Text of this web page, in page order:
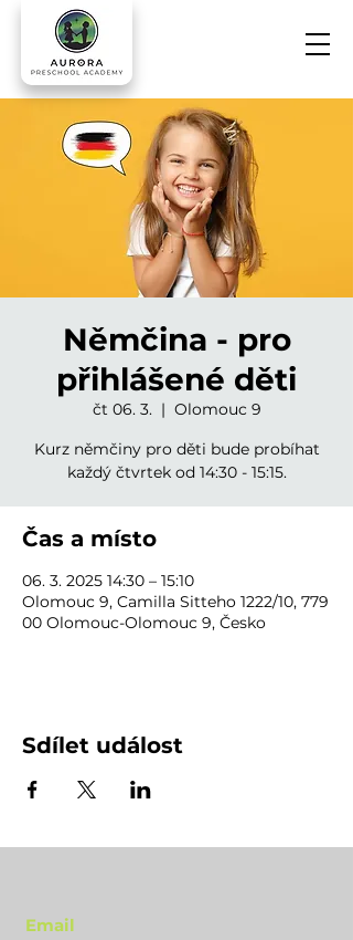
Němčina - pro
přihlášené děti
čt 06. 3.
  |
Olomouc 9
Kurz němčiny pro děti bude probíhat
každý čtvrtek od 14:30 - 15:15.
Čas a místo
06. 3. 2025 14:30 – 15:10
Olomouc 9, Camilla Sitteho 1222/10, 779
00 Olomouc-Olomouc 9, Česko
Sdílet událost
Email